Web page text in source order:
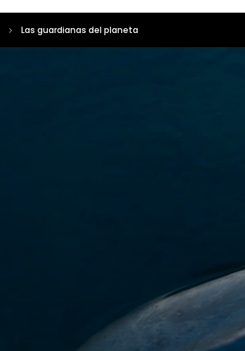
Las guardianas del planeta